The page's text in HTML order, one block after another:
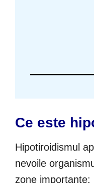
Ce este
Hipotiroidismul
nevoile
zone